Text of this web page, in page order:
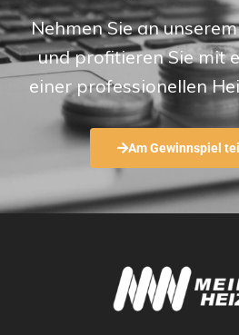
Nehmen Sie an
und profitieren Sie mit
einer professionellen
Am Gewinnspiel